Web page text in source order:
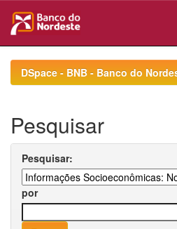
navigationDSpace - BNB - Banco do
Pesquisar
Pesquisar:
por